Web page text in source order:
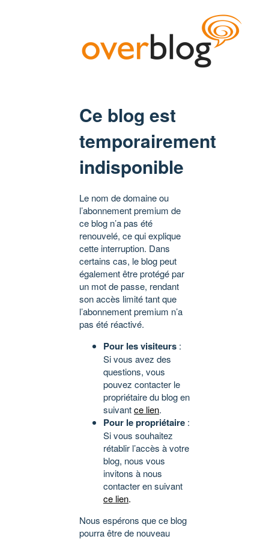
Ce blog est
temporairement
indisponible
Le nom de domaine ou
l’abonnement premium de
ce blog n’a pas été
renouvelé, ce qui explique
cette interruption. Dans
certains cas, le blog peut
également être protégé par
un mot de passe, rendant
son accès limité tant que
l’abonnement premium n’a
pas été réactivé.
Pour les visiteurs :
Si vous avez des
questions, vous
pouvez contacter le
propriétaire du blog en
suivantce lien.
Pour le propriétaire :
Si vous souhaitez
rétablir l’accès à votre
blog, nous vous
invitons à nous
contacter en suivant
ce lien.
Nous espérons que ce blog
pourra être de nouveau